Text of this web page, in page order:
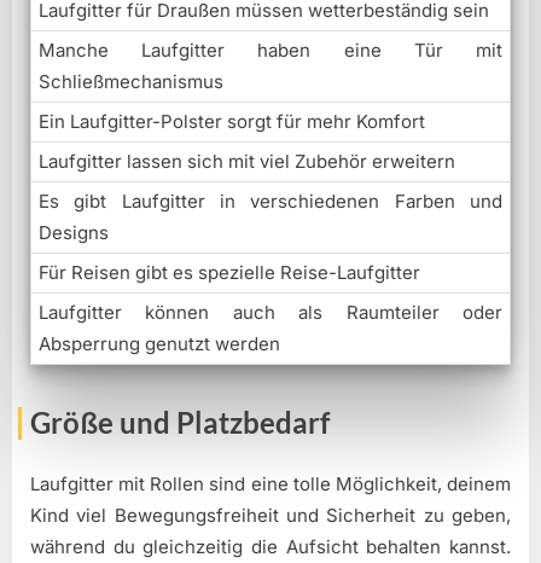
Laufgitter für Draußen müssen wetterbeständig sein
Manche Laufgitter haben eine Tür mit
Schließmechanismus
Ein Laufgitter-Polster sorgt für mehr Komfort
Laufgitter lassen sich mit viel Zubehör erweitern
Es gibt Laufgitter in verschiedenen Farben und
Designs
Für Reisen gibt es spezielle Reise-Laufgitter
Laufgitter können auch als Raumteiler oder
Absperrung genutzt werden
Größe und Platzbedarf
Laufgitter mit Rollen sind eine tolle Möglichkeit, deinem
Kind viel Bewegungsfreiheit und Sicherheit zu geben,
während du gleichzeitig die Aufsicht behalten kannst.